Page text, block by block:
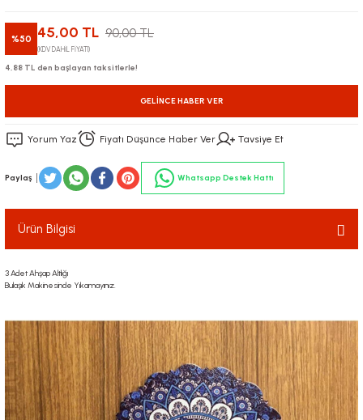
%50 45,00 TL 90,00 TL
(KDV DAHİL FİYATI)
4,88 TL den başlayan taksitlerle!
GELINCE HABER VER
Yorum Yaz Fiyatı Düşünce Haber Ver Tavsiye Et
Paylaş Whatsapp Destek Hattı
Ürün Bilgisi
3 Adet Ahşap Altlığı
Bulaşık Makinesinde Yıkamayınız.